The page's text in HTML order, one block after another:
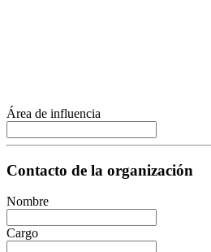
Área de influencia
Contacto de la organización
Nombre
Cargo